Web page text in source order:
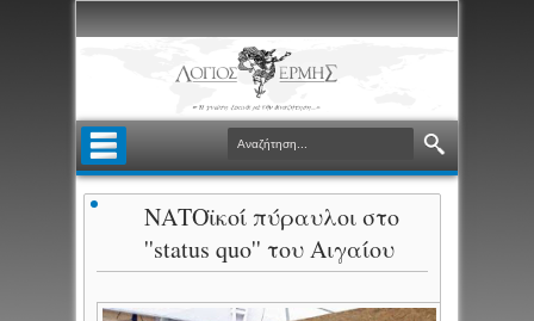
ΝΑΤΟϊκοί πύραυλοι στο
''status quo'' του Αιγαίου